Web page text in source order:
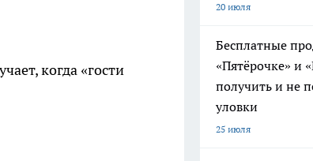
когда «гости
20 июля
Бесплатные
«Пятёрочке» и
получить и не
уловки
25 июля